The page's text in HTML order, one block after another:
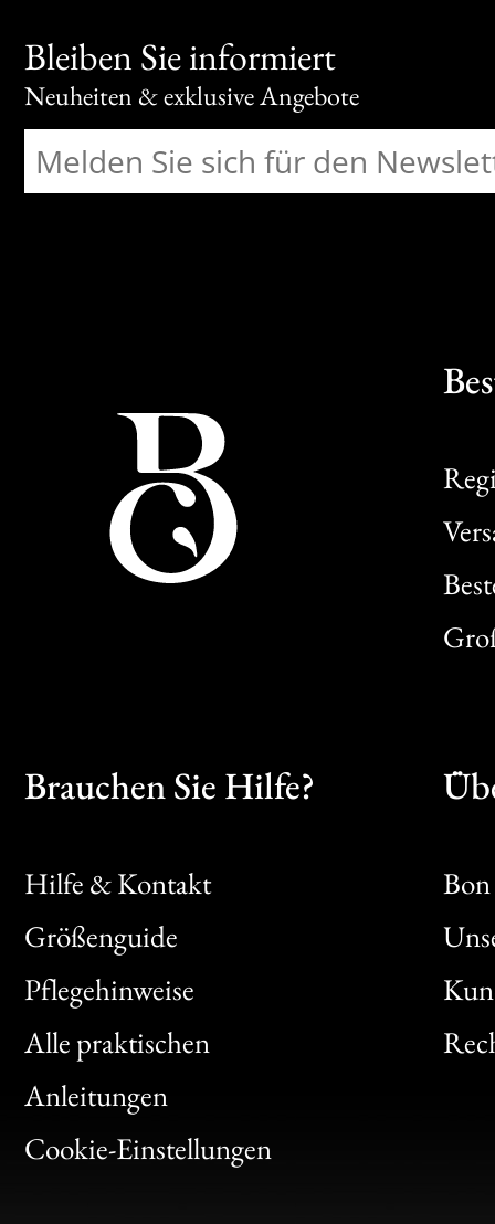
Bleiben Sie informiert
Neuheiten & exklusive Angebote
Brauchen Sie Hilfe?
Hilfe & Kontakt
Größenguide
Pflegehinweise
Alle praktischen
Anleitungen
Cookie-Einstellungen
Bon
Clic